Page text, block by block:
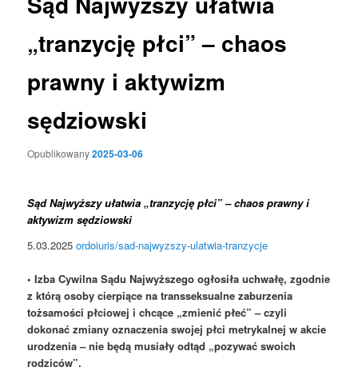
„tranzycję płci” – chaos
prawny i aktywizm
sędziowski
Opublikowany2025-03-06
Sąd Najwyższy ułatwia „tranzycję płci” – chaos prawny i
aktywizm sędziowski
5.03.2025ordoiuris/sad-najwyzszy-ulatwia-tranzycje
• Izba Cywilna Sądu Najwyższego ogłosiła uchwałę, zgodnie
z którą osoby cierpiące na transseksualne zaburzenia
tożsamości płciowej i chcące „zmienić płeć” – czyli
dokonać zmiany oznaczenia swojej płci metrykalnej w akcie
urodzenia – nie będą musiały odtąd „pozywać swoich
rodziców”.